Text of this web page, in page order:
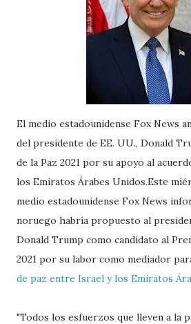
El medio estadounidense Fox News
del presidente de EE. UU., Donald
de la Paz 2021 por su apoyo al
los Emiratos Árabes Unidos.Este
medio estadounidense Fox News
noruego habría propuesto al
Donald Trump como candidato al
2021 por su labor como mediador
de paz entre Israel y los Emiratos
"Todos los esfuerzos que lleven a la